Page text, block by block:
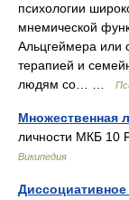
психологии
мнемической
Альцгеймера или
терапией и
людям со… …
Множественная
личности МКБ 10
Википедия
Диссоциативное